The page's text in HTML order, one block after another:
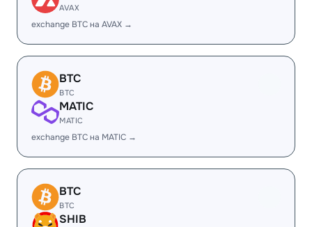
AVAX
exchange BTC на AVAX →
BTC
BTC
MATIC
MATIC
exchange BTC на MATIC →
BTC
BTC
SHIB